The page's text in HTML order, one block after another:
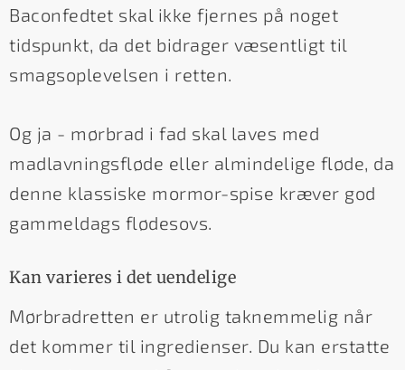
Baconfedtet skal ikke fjernes på noget
tidspunkt, da det bidrager væsentligt til
smagsoplevelsen i retten.
Og ja - mørbrad i fad skal laves med
madlavningsfløde eller almindelige fløde, da
denne klassiske mormor-spise kræver god
gammeldags flødesovs.
Kan varieres i det uendelige
Mørbradretten er utrolig taknemmelig når
det kommer til ingredienser. Du kan erstatte